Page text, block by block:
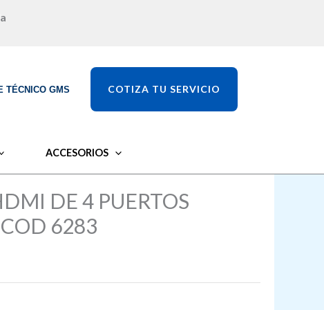
TÉCNICO GMS COTIZA TU SERVICIO
ACCESORIOS
DE 4 PUERTOS
6283